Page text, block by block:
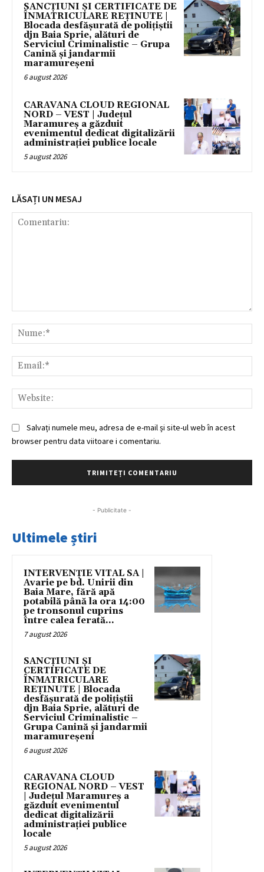
SANCȚIUNI ȘI CERTIFICATE DE
ÎNMATRICULARE REȚINUTE |
Blocada desfășurată de polițiștii
djn Baia Sprie, alături de
Serviciul Criminalistic – Grupa
Canină și jandarmii
maramureșeni
6 august 2026
CARAVANA CLOUD REGIONAL
NORD – VEST | Județul
Maramureș a găzduit
evenimentul dedicat digitalizării
administrației publice locale
5 august 2026
LĂSAȚI UN MESAJ
Salvați numele meu, adresa de e-mail și site-ul web în acest
browser pentru data viitoare i comentariu.
- Publicitate -
Ultimele știri
INTERVENȚIE VITAL SA |
Avarie pe bd. Unirii din
Baia Mare, fără apă
potabilă până la ora 14:00
pe tronsonul cuprins
între calea ferată...
7 august 2026
SANCȚIUNI ȘI
CERTIFICATE DE
ÎNMATRICULARE
REȚINUTE | Blocada
desfășurată de polițiștii
djn Baia Sprie, alături de
Serviciul Criminalistic –
Grupa Canină și jandarmii
maramureșeni
6 august 2026
CARAVANA CLOUD
REGIONAL NORD – VEST
| Județul Maramureș a
găzduit evenimentul
dedicat digitalizării
administrației publice
locale
5 august 2026